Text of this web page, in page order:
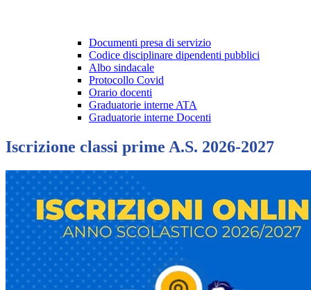
Documenti presa di servizio
Codice disciplinare dipendenti pubblici
Albo sindacale
Protocollo Covid
Orario docenti
Graduatorie interne ATA
Graduatorie interne Docenti
Iscrizione classi prime A.S. 2026-2027